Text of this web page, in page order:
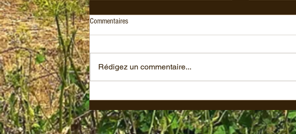
numéro d'Agrodistribution dans lequel
quelques pages nous sont consacrées
⚒️
Commentaires
Rédigez un commentaire...